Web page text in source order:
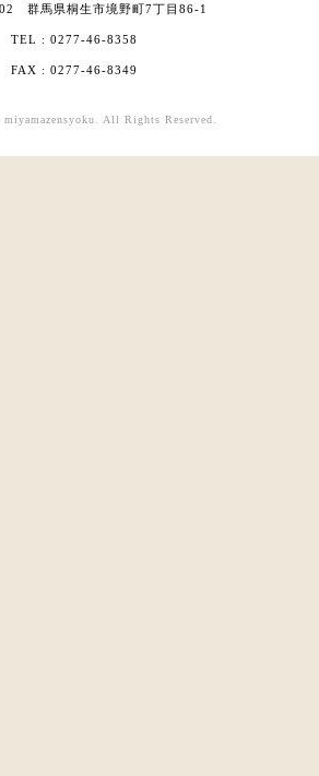
群馬県桐生市境野町7丁目86-1
TEL : 0277-46-8358
FAX : 0277-46-8349
All Rights Reserved.